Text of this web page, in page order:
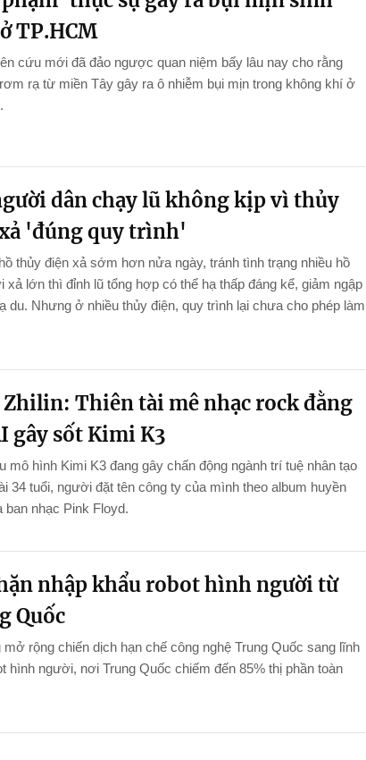
TP.HCM
cứu mới đã đảo ngược quan niệm bấy lâu nay cho rằng
rạ từ miền Tây gây ra ô nhiễm bụi mịn trong không khí ở
dân chạy lũ không kịp vì thủy
'đúng quy trình'
thủy điện xả sớm hơn nửa ngày, tránh tình trạng nhiều hồ
xả lớn thì đỉnh lũ tổng hợp có thể hạ thấp đáng kể, giảm ngập
du. Nhưng ở nhiều thủy điện, quy trình lại chưa cho phép làm
Zhilin: Thiên tài mê nhạc rock đằng
gây sốt Kimi K3
mô hình Kimi K3 đang gây chấn động ngành trí tuệ nhân tạo
34 tuổi, người đặt tên công ty của mình theo album huyền
ban nhạc Pink Floyd.
nhập khẩu robot hình người từ
Quốc
mở rộng chiến dịch hạn chế công nghệ Trung Quốc sang lĩnh
hình người, nơi Trung Quốc chiếm đến 85% thị phần toàn